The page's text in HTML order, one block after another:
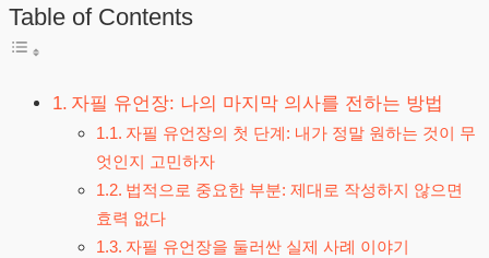
Table of Contents
자필 유언장: 나의 마지막 의사를 전하는 방법
자필 유언장의 첫 단계: 내가 정말 원하는 것이 무
엇인지 고민하자
법적으로 중요한 부분: 제대로 작성하지 않으면
효력 없다
자필 유언장을 둘러싼 실제 사례 이야기